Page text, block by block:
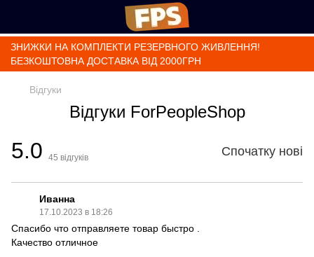
ЗНИЖКИ НА КОМПЛЕКТИ РЕЗЕРВНОГО ЖИВЛЕННЯ!
БЕЗКОШТОВНА ДОСТАВКА ВІД 2000ГРН
Відгуки
Відгуки ForPeopleShop
5.0 45 відгуків Спочатку нові
Иванна
17.10.2023 в 18:26
Спасибо что отправляете товар быстро .
Качество отличное